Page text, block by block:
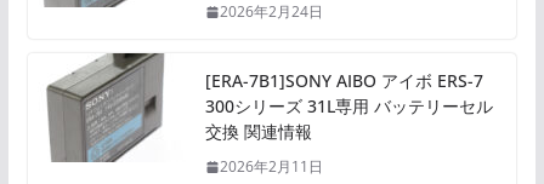
2026年2月24日
[ERA-7B1]SONY AIBO アイボ ERS-7
300シリーズ 31L専用 バッテリーセル
交換 関連情報
2026年2月11日